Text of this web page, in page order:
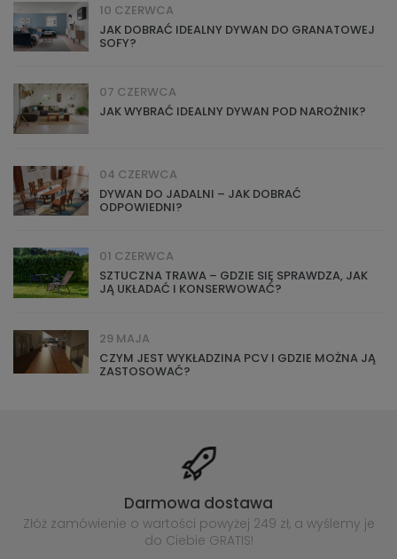
10 CZERWCA
JAK DOBRAĆ IDEALNY DYWAN DO GRANATOWEJ
SOFY?
07 CZERWCA
JAK WYBRAĆ IDEALNY DYWAN POD NAROŻNIK?
04 CZERWCA
DYWAN DO JADALNI – JAK DOBRAĆ
ODPOWIEDNI?
01 CZERWCA
SZTUCZNA TRAWA – GDZIE SIĘ SPRAWDZA, JAK
JĄ UKŁADAĆ I KONSERWOWAĆ?
29 MAJA
CZYM JEST WYKŁADZINA PCV I GDZIE MOŻNA JĄ
ZASTOSOWAĆ?
Darmowa dostawa
Złóż zamówienie o wartości powyżej 249 zł, a wyślemy je
do Ciebie GRATIS!